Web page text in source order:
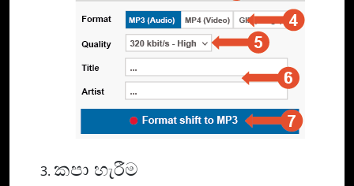
කපා හැරීම